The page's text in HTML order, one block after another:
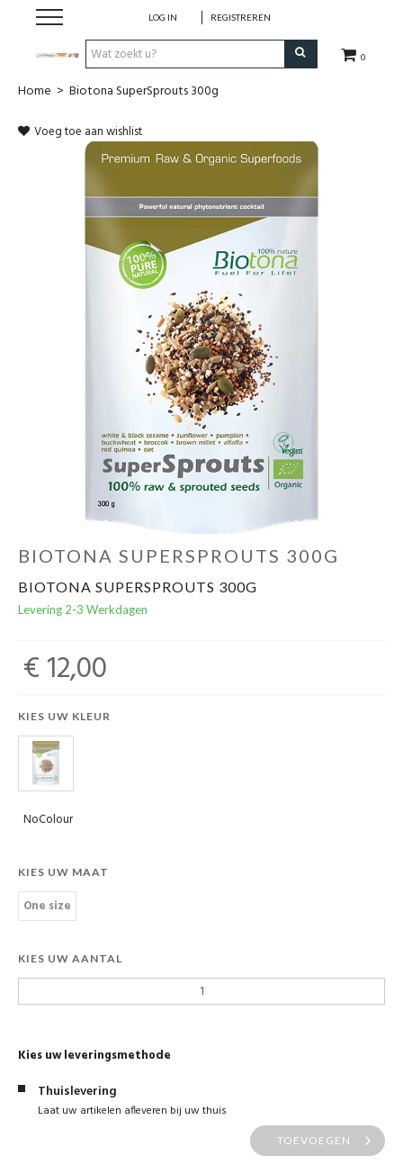
0
LOG IN REGISTREREN
Hulp bij
Natuurlijke remedies
Thee & Kruiden
Verzorging
Huis & Gezelligheid
Evenementen
Home > Biotona SuperSprouts 300g
Voeg toe aan wishlist
BIOTONA SUPERSPROUTS 300G
BIOTONA SUPERSPROUTS 300G
Levering 2-3 Werkdagen
€ 12,00
KIES UW KLEUR
NoColour
KIES UW MAAT
One size
KIES UW AANTAL
Kies uw leveringsmethode
Thuislevering
Laat uw artikelen afleveren bij uw thuis
TOEVOEGEN